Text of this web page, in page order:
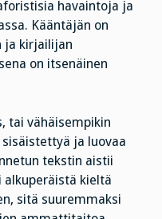
havaintoja ja
Kääntäjän on
ja kirjailijan
on itsenäinen
tai vähäisempikin
ja luovaa
tekstin aistii
alkuperäistä kieltä
sitä suuremmaksi